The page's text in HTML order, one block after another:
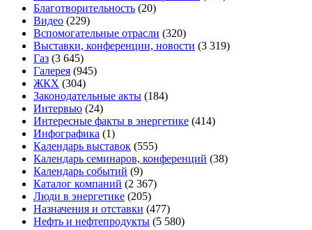
Благотворительность (20)
Видео (229)
Вспомогательные отрасли (320)
Выставки, конференции, новости (3 319)
Газ (3 645)
Галерея (945)
ЖКХ (304)
Законодательные акты (184)
Интервью (24)
Интересные факты в энергетике (414)
Инфографика (1)
Календарь выставок (555)
Календарь семинаров, конференций (38)
Календарь событий (9)
Каталог компаний (2 367)
Люди в энергетике (205)
Назначения и отставки (477)
Нефть и нефтепродукты (5 580)